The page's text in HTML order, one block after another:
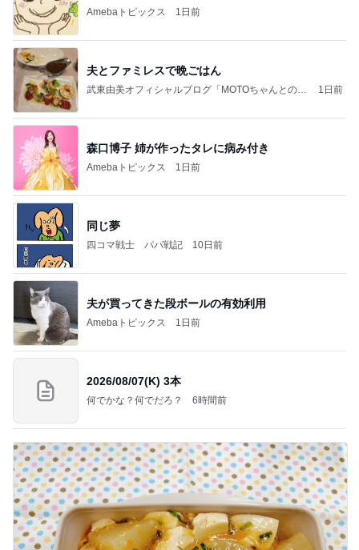
Amebaトピックス 1日前
夫とファミレスで晩ごはん
武東由美オフィシャルブログ「MOTOちゃんとのは
1日前
森口博子 姉が作ったタレに病み付き
Amebaトピックス 1日前
同じ夢
四コマ戦士 パパ戦記 10日前
夫が買ってきた段ボールの有効利用
Amebaトピックス 1日前
2026/08/07(K) 3本
何でかな？何でだろ？ 6時間前